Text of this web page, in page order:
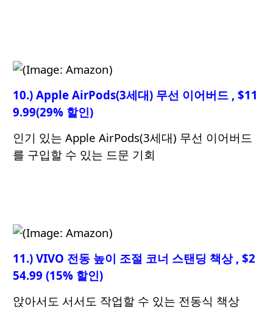
10.) Apple AirPods(3세대) 무선 이어버드 , $11
9.99(29% 할인)
인기 있는 Apple AirPods(3세대) 무선 이어버드
를 구입할 수 있는 드문 기회
11.) VIVO 전동 높이 조절 코너 스탠딩 책상 , $2
54.99 (15% 할인)
앉아서도 서서도 작업할 수 있는 전동식 책상